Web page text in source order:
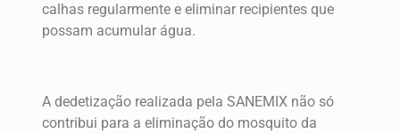
calhas regularmente e eliminar recipientes que
possam acumular água.
A dedetização realizada pela SANEMIX não só
contribui para a eliminação do mosquito da